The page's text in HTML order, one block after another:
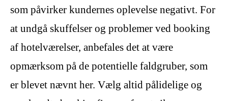
som påvirker kundernes oplevelse negativt. For
at undgå skuffelser og problemer ved booking
af hotelværelser, anbefales det at være
opmærksom på de potentielle faldgruber, som
er blevet nævnt her. Vælg altid pålidelige og